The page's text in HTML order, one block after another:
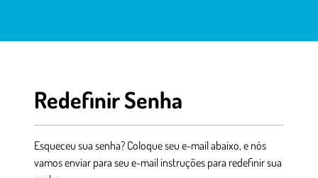
Redefinir Senha
Esqueceu sua senha? Coloque seu e-mail abaixo, e nós
vamos enviar para seu e-mail instruções para redefinir sua